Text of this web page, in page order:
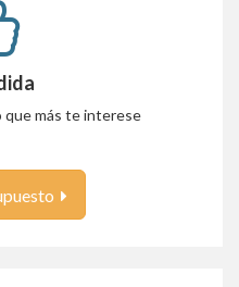
que más te interese